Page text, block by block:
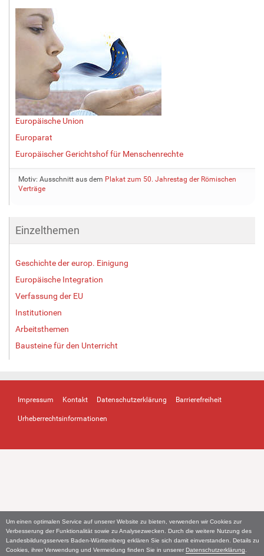
Um einen optimalen Service auf unserer Website zu bieten, verwenden wir Cookies zur
Verbesserung der Funktionalität sowie zu Analysezwecken. Durch die weitere Nutzung des
Landesbildungsservers Baden-Württemberg erklären Sie sich damit einverstanden. Details zu
Cookies, ihrer Verwendung und Vermeidung finden Sie in unserer Datenschutzerklärung
Europäische Union
Europarat
Europäischer Gerichtshof für Menschenrechte
Motiv: Ausschnitt aus dem Plakat zum 50. Jahrestag der Römischen
Verträge
Einzelthemen
Geschichte der europ. Einigung
Europäische Integration
Verfassung der EU
Institutionen
Arbeitsthemen
Bausteine für den Unterricht
Impressum Kontakt Datenschutzerklärung Barrierefreiheit
Urheberrechtsinformationen